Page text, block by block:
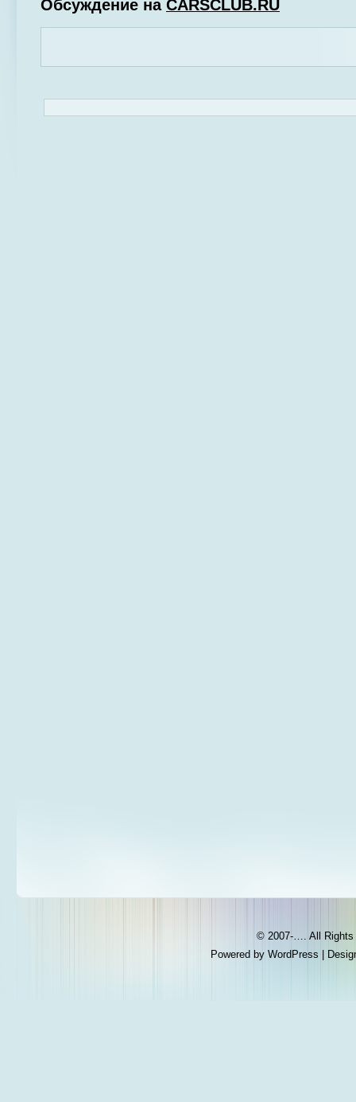
Обсуждение на CARSCLUB.RU
© 2007-…. All
Powered by WordPress |